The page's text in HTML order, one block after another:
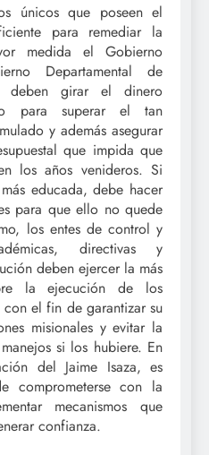
únicos que poseen el
para remediar la
medida el Gobierno
Departamental de
deben girar el dinero
para superar el tan
y además asegurar
que impida que
los años venideros. Si
educada, debe hacer
para que ello no quede
los entes de control y
directivas y
deben ejercer la más
la ejecución de los
el fin de garantizar su
misionales y evitar la
si los hubiere. En
del Jaime Isaza, es
comprometerse con la
mecanismos que
confianza.